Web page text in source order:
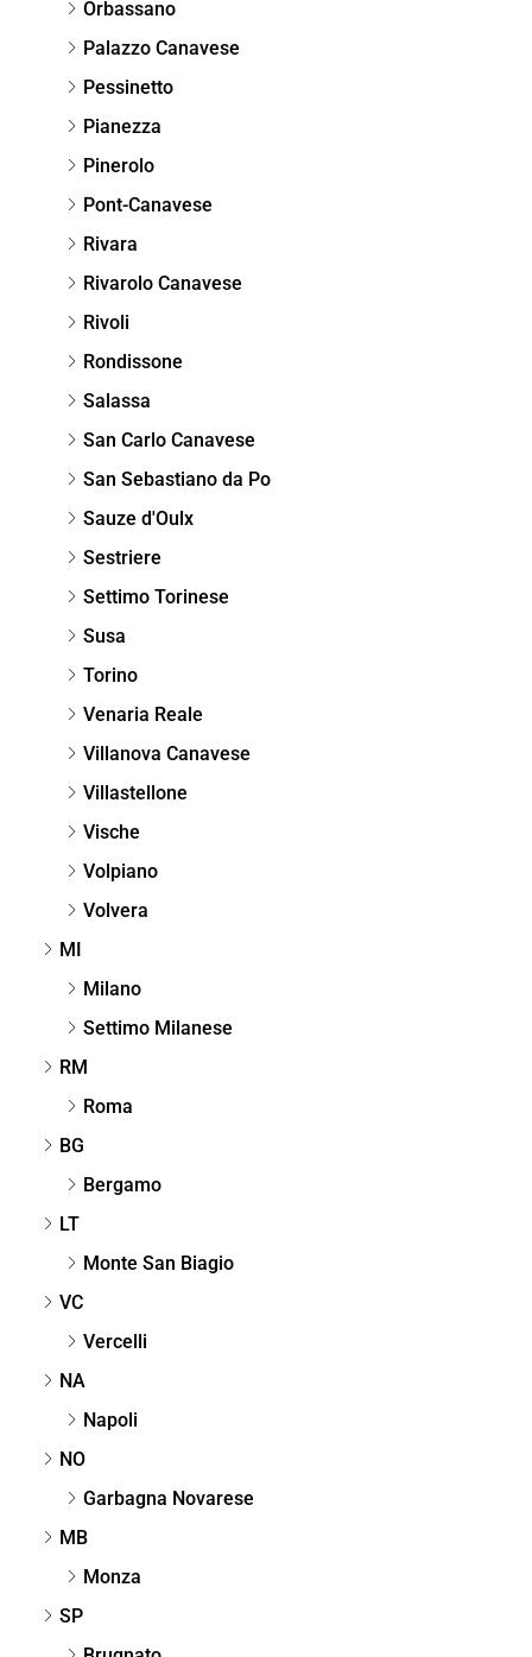
Orbassano
Palazzo Canavese
Pessinetto
Pianezza
Pinerolo
Pont-Canavese
Rivara
Rivarolo Canavese
Rivoli
Rondissone
Salassa
San Carlo Canavese
San Sebastiano da Po
Sauze d'Oulx
Sestriere
Settimo Torinese
Susa
Torino
Venaria Reale
Villanova Canavese
Villastellone
Vische
Volpiano
Volvera
MI
Milano
Settimo Milanese
RM
Roma
BG
Bergamo
LT
Monte San Biagio
VC
Vercelli
NA
Napoli
NO
Garbagna Novarese
MB
Monza
SP